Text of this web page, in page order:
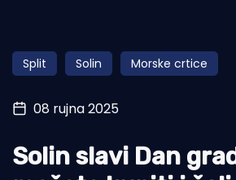
Obala
Otoci
Turizam i nautika
Pomorstvo
Split Solin Morske crtice
08 rujna 2025
Solin slavi Dan